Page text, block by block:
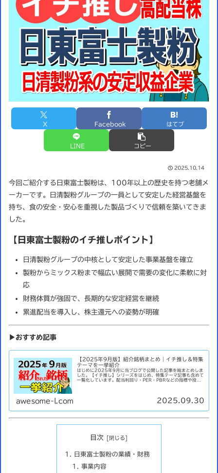
X Facebook はてブ
LINE コピー
2025.10.14
今回ご紹介する日東富士製粉は、100年以上の歴史を持つ老舗メ
ーカーです。日清製粉グループの一員として安定した経営基盤を
持ち、食の安全・安心を重視した製品づくりで信頼を築いてきま
した。
【日東富士製粉のイチ推しポイント】
日清製粉グループの中核として安定した事業基盤を確立
製粉からミックス粉まで幅広い展開で需要の変化に柔軟に対
応
財務体質が強固で、長期的な安定経営を継続
累進配当を導入し、株主還元への姿勢が明確
▶おすすめ記事
【2025年9月版】紹介銘柄まとめ｜イチ推し＆特集
テーマを一挙紹介
はじめに2025年9月に当ブログで公開した記事を総まとめしま
した。【イチ推し】シリーズをはじめ、特集テーマ記事も含めて
一覧化しています。配当利回り・PER・PBRなどの指標や投資
awesome-l.com 2025.09.30
目次
日東富士製粉の業績・財務
事業内容